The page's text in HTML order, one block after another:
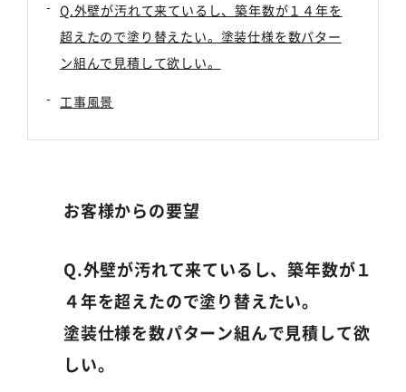
Q.外壁が汚れて来ているし、築年数が１４年を
超えたので塗り替えたい。塗装仕様を数パター
ン組んで見積して欲しい。
工事風景
お客様からの要望
Q.外壁が汚れて来ているし、築年数が１
４年を超えたので塗り替えたい。
塗装仕様を数パターン組んで見積して欲
しい。